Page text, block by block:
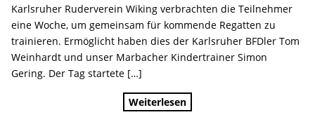
Karlsruher Ruderverein Wiking verbrachten die Teilnehmer
eine Woche, um gemeinsam für kommende Regatten zu
trainieren. Ermöglicht haben dies der Karlsruher BFDler Tom
Weinhardt und unser Marbacher Kindertrainer Simon
Gering. Der Tag startete […]
Weiterlesen